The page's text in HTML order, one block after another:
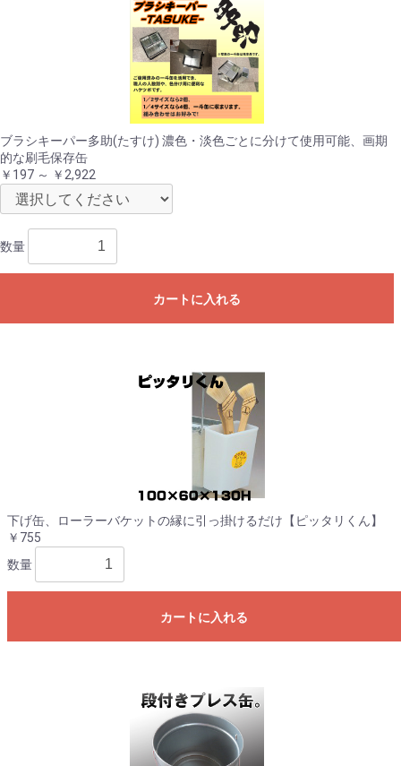
ブラシキーパー多助(たすけ) 濃色・淡色ごとに分けて使用可能、画期
的な刷毛保存缶
￥197 ～ ￥2,922
数量
カートに入れる
下げ缶、ローラーバケットの縁に引っ掛けるだけ【ピッタリくん】
￥755
数量
カートに入れる